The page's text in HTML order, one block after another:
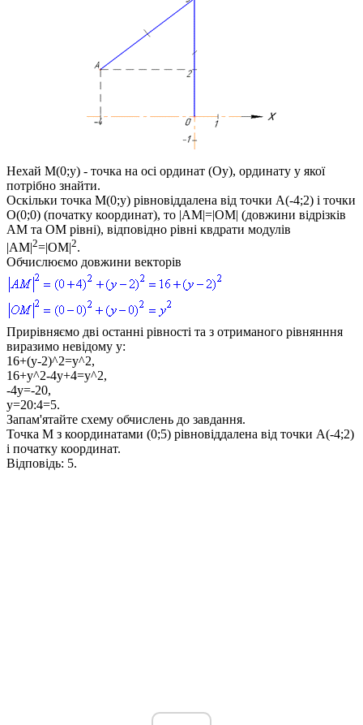
Нехай M(0;y) - точка на осі ординат (Oy), ординату y якої
потрібно знайти.
Оскільки точка M(0;y) рівновіддалена від точки A(-4;2) і точки
O(0;0) (початку координат), то |AM|=|OM| (довжини відрізків
AM та OM рівні), відповідно рівні квдрати модулів
|AM|2=|OM|2.
Обчислюємо довжини векторів
Прирівняємо дві останні рівності та з отриманого рівнянння
виразимо невідому y:
16+(y-2)^2=y^2,
16+y^2-4y+4=y^2,
-4y=-20,
y=20:4=5.
Запам'ятайте схему обчислень до завдання.
Точка M з координатами (0;5) рівновіддалена від точки A(-4;2)
і початку координат.
Відповідь: 5.